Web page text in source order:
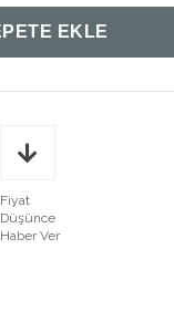
Fiyat
Düşünce
Haber Ver